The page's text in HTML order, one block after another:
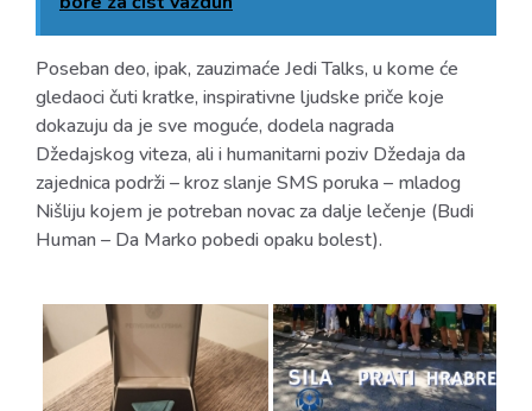
Poseban deo, ipak, zauzimaće Jedi Talks, u kome će
gledaoci čuti kratke, inspirativne ljudske priče koje
dokazuju da je sve moguće, dodela nagrada
Džedajskog viteza, ali i humanitarni poziv Džedaja da
zajednica podrži – kroz slanje SMS poruka – mladog
Nišliju kojem je potreban novac za dalje lečenje (Budi
Human – Da Marko pobedi opaku bolest).